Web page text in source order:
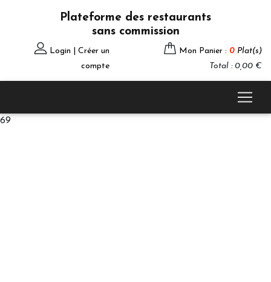
Plateforme des restaurants
sans commission
Login | Créer un
compte
Mon Panier : 0 Plat(s)
Total : 0,00 €
69